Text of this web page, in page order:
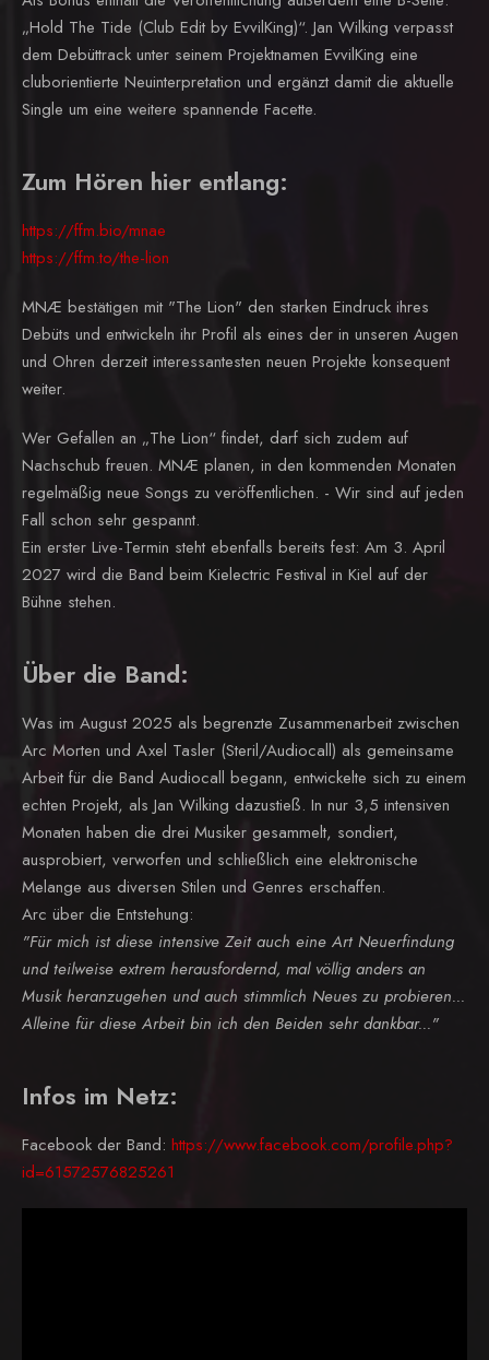
„Hold The Tide (Club Edit by EvvilKing)“. Jan Wilking verpasst
dem Debüttrack unter seinem Projektnamen EvvilKing eine
cluborientierte Neuinterpretation und ergänzt damit die aktuelle
Single um eine weitere spannende Facette.
Zum Hören hier entlang:
https://ffm.bio/mnae
https://ffm.to/the-lion
MNÆ bestätigen mit "The Lion" den starken Eindruck ihres
Debüts und entwickeln ihr Profil als eines der in unseren Augen
und Ohren derzeit interessantesten neuen Projekte konsequent
weiter.
Wer Gefallen an „The Lion“ findet, darf sich zudem auf
Nachschub freuen. MNÆ planen, in den kommenden Monaten
regelmäßig neue Songs zu veröffentlichen. - Wir sind auf jeden
Fall schon sehr gespannt.
Ein erster Live-Termin steht ebenfalls bereits fest: Am 3. April
2027 wird die Band beim Kielectric Festival in Kiel auf der
Bühne stehen.
Über die Band:
Was im August 2025 als begrenzte Zusammenarbeit zwischen
Arc Morten und Axel Tasler (Steril/Audiocall) als gemeinsame
Arbeit für die Band Audiocall begann, entwickelte sich zu einem
echten Projekt, als Jan Wilking dazustieß. In nur 3,5 intensiven
Monaten haben die drei Musiker gesammelt, sondiert,
ausprobiert, verworfen und schließlich eine elektronische
Melange aus diversen Stilen und Genres erschaffen.
Arc über die Entstehung:
"Für mich ist diese intensive Zeit auch eine Art Neuerfindung
und teilweise extrem herausfordernd, mal völlig anders an
Musik heranzugehen und auch stimmlich Neues zu probieren...
Alleine für diese Arbeit bin ich den Beiden sehr dankbar..."
Infos im Netz:
Facebook der Band: https://www.facebook.com/profile.php?
id=61572576825261